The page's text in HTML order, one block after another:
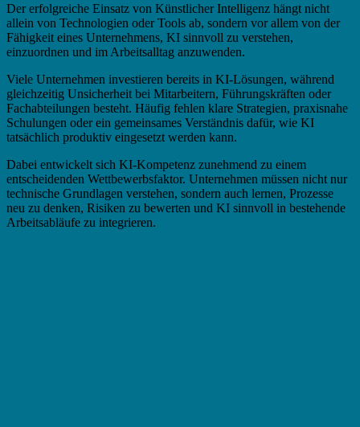
Der erfolgreiche Einsatz von Künstlicher Intelligenz hängt nicht
allein von Technologien oder Tools ab, sondern vor allem von der
Fähigkeit eines Unternehmens, KI sinnvoll zu verstehen,
einzuordnen und im Arbeitsalltag anzuwenden.
Viele Unternehmen investieren bereits in KI-Lösungen, während
gleichzeitig Unsicherheit bei Mitarbeitern, Führungskräften oder
Fachabteilungen besteht. Häufig fehlen klare Strategien, praxisnahe
Schulungen oder ein gemeinsames Verständnis dafür, wie KI
tatsächlich produktiv eingesetzt werden kann.
Dabei entwickelt sich KI-Kompetenz zunehmend zu einem
entscheidenden Wettbewerbsfaktor. Unternehmen müssen nicht nur
technische Grundlagen verstehen, sondern auch lernen, Prozesse
neu zu denken, Risiken zu bewerten und KI sinnvoll in bestehende
Arbeitsabläufe zu integrieren.